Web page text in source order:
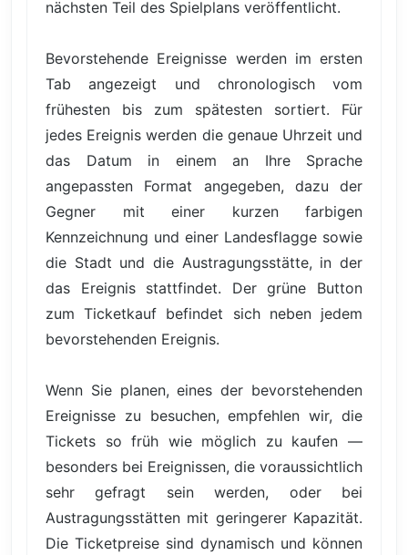
nächsten Teil des Spielplans veröffentlicht.
Bevorstehende Ereignisse werden im ersten
Tab angezeigt und chronologisch vom
frühesten bis zum spätesten sortiert. Für
jedes Ereignis werden die genaue Uhrzeit und
das Datum in einem an Ihre Sprache
angepassten Format angegeben, dazu der
Gegner mit einer kurzen farbigen
Kennzeichnung und einer Landesflagge sowie
die Stadt und die Austragungsstätte, in der
das Ereignis stattfindet. Der grüne Button
zum Ticketkauf befindet sich neben jedem
bevorstehenden Ereignis.
Wenn Sie planen, eines der bevorstehenden
Ereignisse zu besuchen, empfehlen wir, die
Tickets so früh wie möglich zu kaufen —
besonders bei Ereignissen, die voraussichtlich
sehr gefragt sein werden, oder bei
Austragungsstätten mit geringerer Kapazität.
Die Ticketpreise sind dynamisch und können